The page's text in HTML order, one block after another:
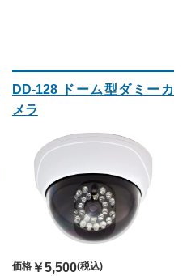
DD-128 ドーム型ダミーカ
メラ
価格￥5,500(税込)